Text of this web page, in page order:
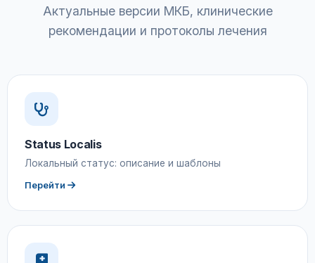
Актуальные версии МКБ, клинические
рекомендации и протоколы лечения
Status Localis
Локальный статус: описание и шаблоны
Перейти